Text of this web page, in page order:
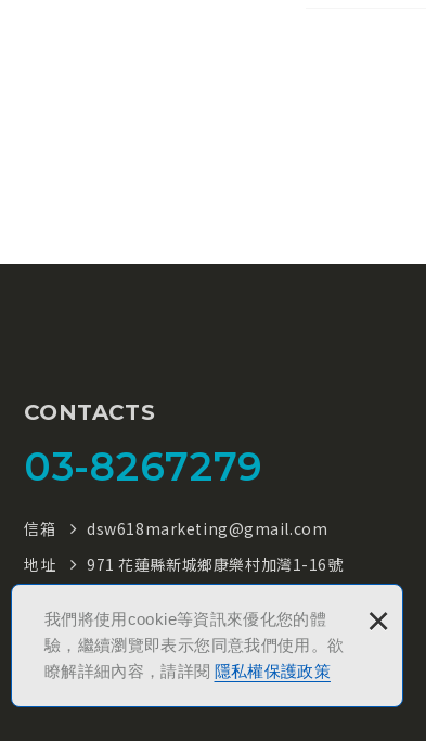
我們將使用cookie等資訊來優化您的體
驗，繼續瀏覽即表示您同意我們使用。欲
瞭解詳細內容，請詳閱 隱私權保護政策
×
CONTACTS
03-8267279
信箱
dsw618marketing@gmail.com
地址
971 花蓮縣新城鄉康樂村加灣1-16號